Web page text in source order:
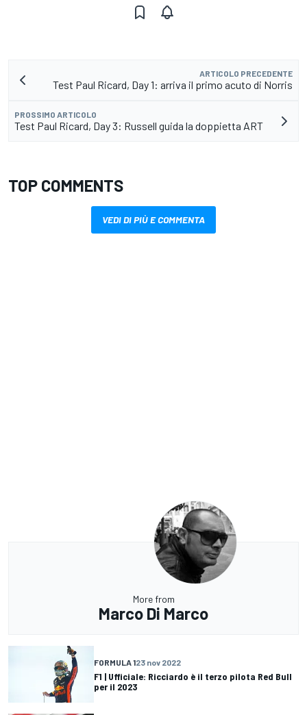
ARTICOLO PRECEDENTE
Test Paul Ricard, Day 1: arriva il primo acuto di Norris
PROSSIMO ARTICOLO
Test Paul Ricard, Day 3: Russell guida la doppietta ART
TOP COMMENTS
VEDI DI PIÙ E COMMENTA
More from
Marco Di Marco
FORMULA 123 nov 2022
F1 | Ufficiale: Ricciardo è il terzo pilota Red Bull
per il 2023